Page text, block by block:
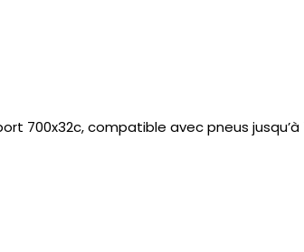
700x32c, compatible avec pneus